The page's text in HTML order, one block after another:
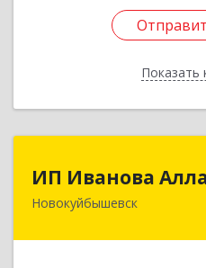
Показать
ИП Иванова
Новокуйбышевск